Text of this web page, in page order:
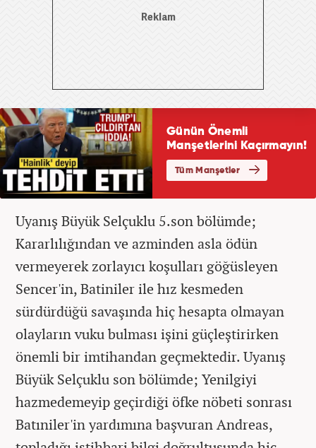
Uyanış Büyük Selçuklu 5.son bölümde;
Kararlılığından ve azminden asla ödün
vermeyerek zorlayıcı koşulları göğüsleyen
Sencer'in, Batiniler ile hız kesmeden
sürdürdüğü savaşında hiç hesapta olmayan
olayların vuku bulması işini güçleştirirken
önemli bir imtihandan geçmektedir. Uyanış
Büyük Selçuklu son bölümde; Yenilgiyi
hazmedemeyip geçirdiği öfke nöbeti sonrası
Batıniler'in yardımına başvuran Andreas,